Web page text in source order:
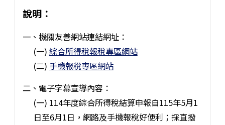
說明：
一、機關友善網站連結網址：
(一) 綜合所得稅報稅專區網站
(二) 手機報稅專區網站
二、電子字幕宣導內容：
(一) 114年度綜合所得稅結算申報自115年5月1
日至6月1日，網路及手機報稅好便利；採直撥